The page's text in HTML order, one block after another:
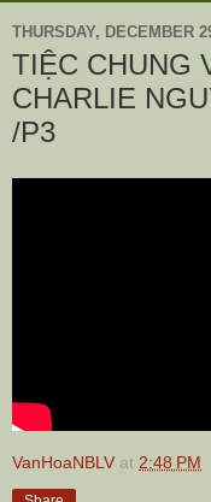
THURSDAY, DECEMBER
TIỆC CHUNG
CHARLIE
/P3
VanHoaNBLV at 2:48 PM